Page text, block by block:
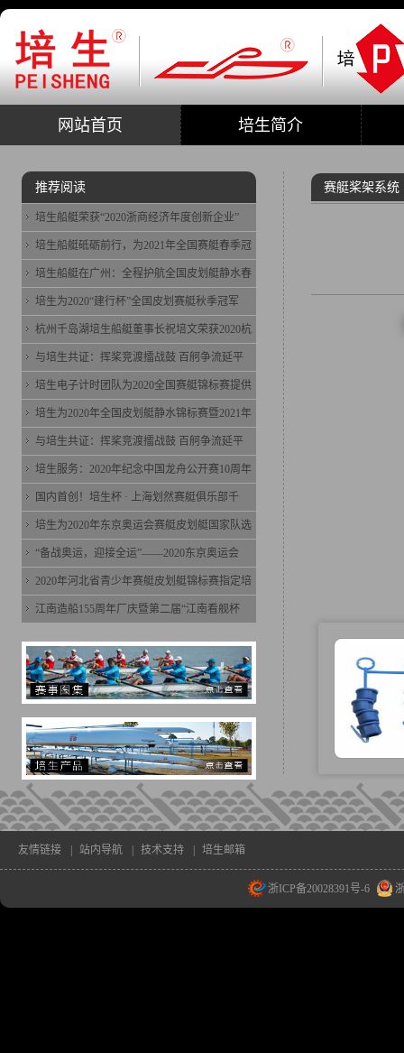
网站首页 培生简介
赛艇桨架系统
推荐阅读
培生船艇荣获“2020浙商经济年度创新企业”
培生船艇砥砺前行，为2021年全国赛艇春季冠
培生船艇在广州：全程护航全国皮划艇静水春
培生为2020“建行杯”全国皮划赛艇秋季冠军
杭州千岛湖培生船艇董事长祝培文荣获2020杭
与培生共证：挥桨竞渡擂战鼓 百舸争流延平
培生电子计时团队为2020全国赛艇锦标赛提供
培生为2020年全国皮划艇静水锦标赛暨2021年
与培生共证：挥桨竞渡擂战鼓 百舸争流延平
培生服务：2020年纪念中国龙舟公开赛10周年
国内首创！培生杯 · 上海划然赛艇俱乐部千
培生为2020年东京奥运会赛艇皮划艇国家队选
“备战奥运，迎接全运”——2020东京奥运会
2020年河北省青少年赛艇皮划艇锦标赛指定培
江南造船155周年厂庆暨第二届“江南看舰杯
友情链接 | 站内导航 | 技术支持 | 培生邮箱
浙ICP备20028391号-6